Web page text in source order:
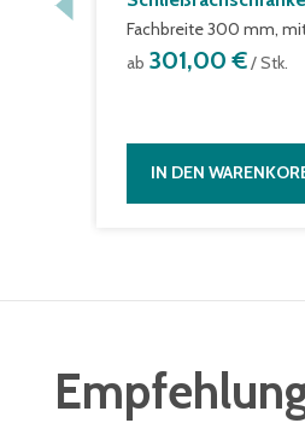
Fachbreite 300 mm,
ab 301,00 €/ Stk.
IN DEN